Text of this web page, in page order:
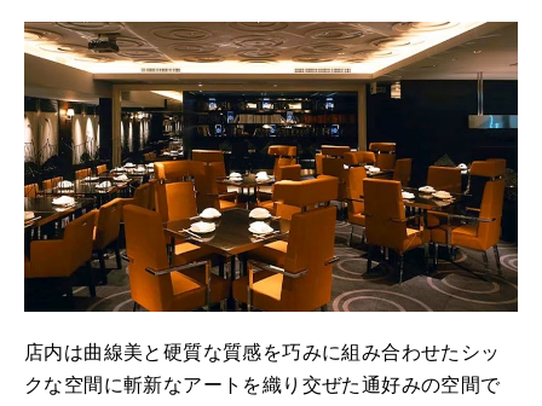
店内は曲線美と硬質な質感を巧みに組み合わせたシッ
クな空間に斬新なアートを織り交ぜた通好みの空間で